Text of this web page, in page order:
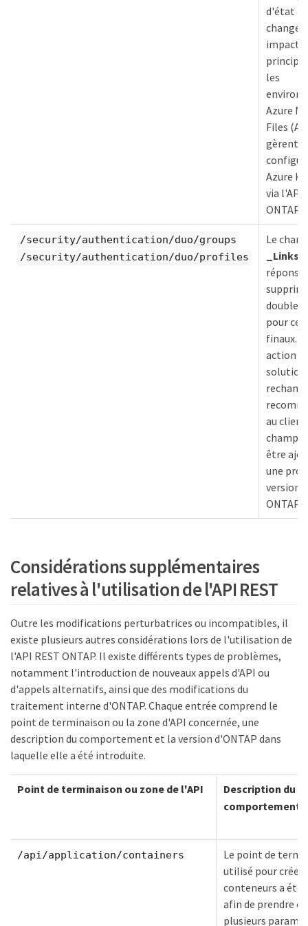
d'état
impacte
les
Azure
Files
gèrent
Azure
via l'API
ONTAP.
/security/authentication/duo/groups
/security/authentication/duo/profiles
Le
_Links
réponse
double
pour
finaux.
action
solution
au
champ
être
une
version
ONTAP.
Considérations supplémentaires
relatives à l'utilisation de l'API REST
Outre les modifications perturbatrices ou incompatibles, il
existe plusieurs autres considérations lors de l'utilisation de
l'API REST ONTAP. Il existe différents types de problèmes,
notamment l'introduction de nouveaux appels d'API ou
d'appels alternatifs, ainsi que des modifications du
traitement interne d'ONTAP. Chaque entrée comprend le
point de terminaison ou la zone d'API concernée, une
description du comportement et la version d'ONTAP dans
laquelle elle a été introduite.
Point de terminaison ou zone de l'API
Description du
comportement
/api/application/containers
Le point de
utilisé pour créer
conteneurs a été
afin de prendre
plusieurs